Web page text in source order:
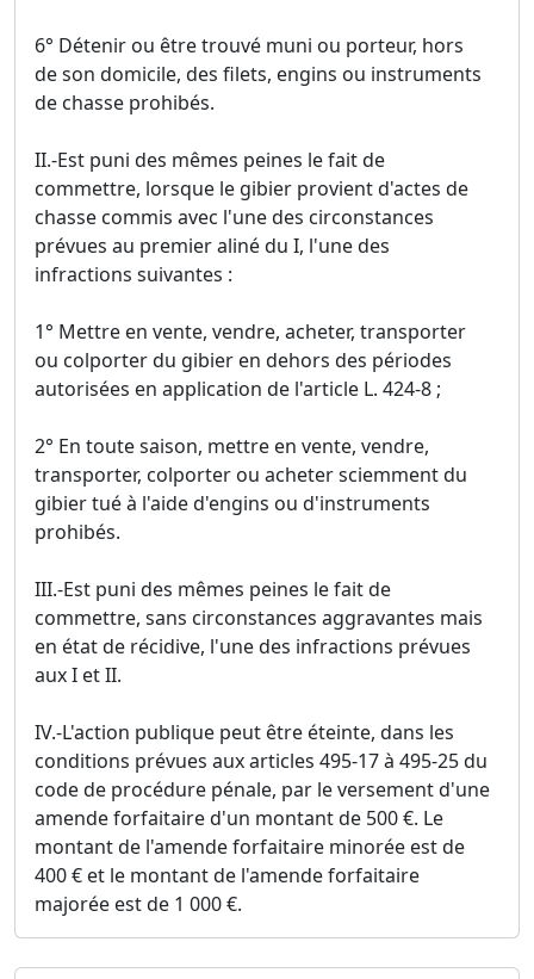
6° Détenir ou être trouvé muni ou porteur, hors
de son domicile, des filets, engins ou instruments
de chasse prohibés.
II.-Est puni des mêmes peines le fait de
commettre, lorsque le gibier provient d'actes de
chasse commis avec l'une des circonstances
prévues au premier aliné du I, l'une des
infractions suivantes :
1° Mettre en vente, vendre, acheter, transporter
ou colporter du gibier en dehors des périodes
autorisées en application de l'article L. 424-8 ;
2° En toute saison, mettre en vente, vendre,
transporter, colporter ou acheter sciemment du
gibier tué à l'aide d'engins ou d'instruments
prohibés.
III.-Est puni des mêmes peines le fait de
commettre, sans circonstances aggravantes mais
en état de récidive, l'une des infractions prévues
aux I et II.
IV.-L'action publique peut être éteinte, dans les
conditions prévues aux articles 495-17 à 495-25 du
code de procédure pénale, par le versement d'une
amende forfaitaire d'un montant de 500 €. Le
montant de l'amende forfaitaire minorée est de
400 € et le montant de l'amende forfaitaire
majorée est de 1 000 €.